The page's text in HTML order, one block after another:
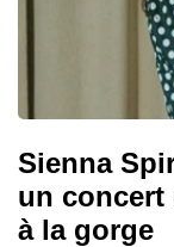
Sienna
un
à la gorge